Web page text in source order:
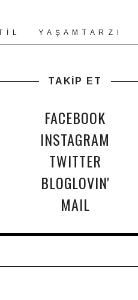
İ L Y A Ş A M T A R Z I
TAKİP ET
FACEBOOK
INSTAGRAM
TWITTER
BLOGLOVIN'
MAIL